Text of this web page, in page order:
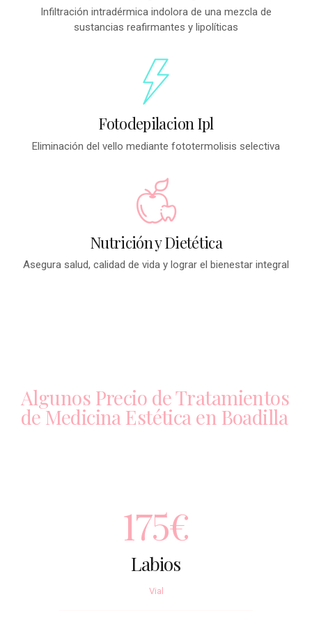
Infiltración intradérmica indolora de una mezcla de
sustancias reafirmantes y lipolíticas
Fotodepilacion Ipl
Eliminación del vello mediante fototermolisis selectiva
Nutrición y Dietética
Asegura salud, calidad de vida y lograr el bienestar integral
Algunos Precio de Tratamientos
de Medicina Estética en Boadilla
175€
Labios
Vial